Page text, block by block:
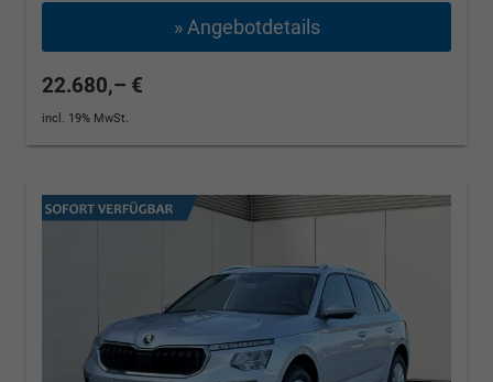
» Angebotdetails
22.680,– €
incl. 19% MwSt.